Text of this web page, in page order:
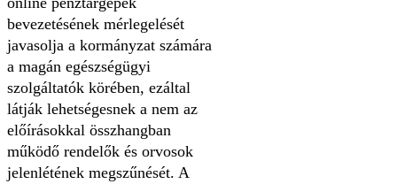
bevezetésének mérlegelését
javasolja a kormányzat számára
a magán egészségügyi
szolgáltatók körében, ezáltal
látják lehetségesnek a nem az
előírásokkal összhangban
működő rendelők és orvosok
jelenlétének megszűnését. A